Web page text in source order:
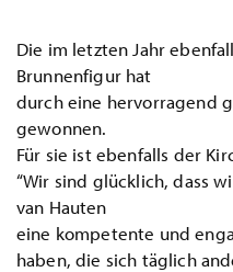
Die im letzten Jahr
Brunnenfigur hat
durch eine hervorragend
gewonnen.
Für sie ist ebenfalls der
“Wir sind glücklich, dass
van Hauten
eine kompetente und
haben, die sich täglich